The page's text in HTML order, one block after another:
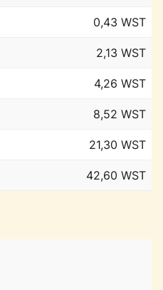
0,43 WST
2,13 WST
4,26 WST
8,52 WST
21,30 WST
42,60 WST